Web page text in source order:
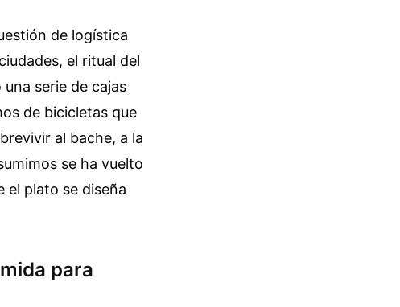
de logística
el ritual del
serie de cajas
de bicicletas que
al bache, a la
se ha vuelto
el plato se diseña
para